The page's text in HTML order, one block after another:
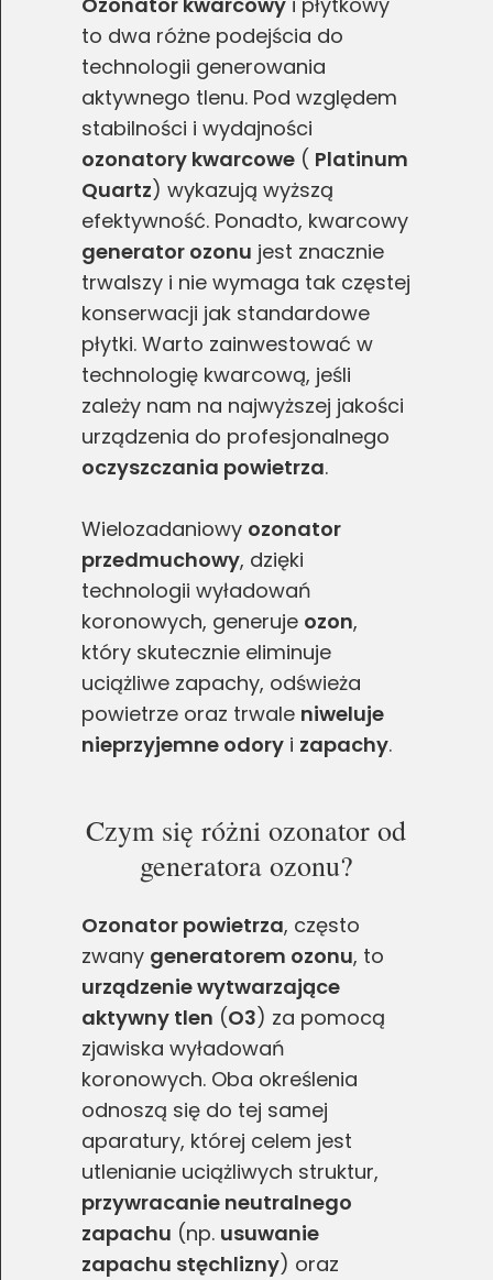
to dwa różne podejścia do
technologii generowania
aktywnego tlenu. Pod względem
stabilności i wydajności
ozonatory kwarcowe ( Platinum
Quartz) wykazują wyższą
efektywność. Ponadto, kwarcowy
generator ozonu jest znacznie
trwalszy i nie wymaga tak częstej
konserwacji jak standardowe
płytki. Warto zainwestować w
technologię kwarcową, jeśli
zależy nam na najwyższej jakości
urządzenia do profesjonalnego
oczyszczania powietrza.
Wielozadaniowy ozonator
przedmuchowy, dzięki
technologii wyładowań
koronowych, generuje ozon,
który skutecznie eliminuje
uciążliwe zapachy, odświeża
powietrze oraz trwale niweluje
nieprzyjemne odory i zapachy.
Czym się różni ozonator od
generatora ozonu?
Ozonator powietrza, często
zwany generatorem ozonu, to
urządzenie wytwarzające
aktywny tlen (O3) za pomocą
zjawiska wyładowań
koronowych. Oba określenia
odnoszą się do tej samej
aparatury, której celem jest
utlenianie uciążliwych struktur,
przywracanie neutralnego
zapachu (np. usuwanie
zapachu stęchlizny) oraz